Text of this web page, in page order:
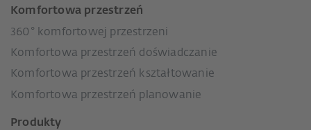
Komfortowa przestrzeń
360° komfortowej przestrzeni
Komfortowa przestrzeń doświadczanie
Komfortowa przestrzeń kształtowanie
Komfortowa przestrzeń planowanie
Produkty